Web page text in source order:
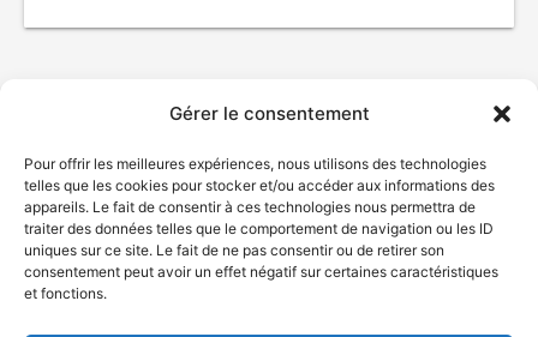
Gérer le consentement
Pour offrir les meilleures expériences, nous utilisons des technologies
telles que les cookies pour stocker et/ou accéder aux informations des
appareils. Le fait de consentir à ces technologies nous permettra de
traiter des données telles que le comportement de navigation ou les ID
uniques sur ce site. Le fait de ne pas consentir ou de retirer son
consentement peut avoir un effet négatif sur certaines caractéristiques
et fonctions.